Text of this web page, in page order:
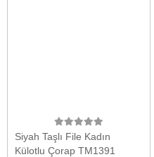
Siyah Taşlı File Kadın
Külotlu Çorap TM1391